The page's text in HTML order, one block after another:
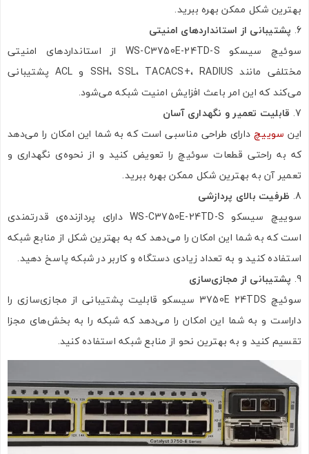
بهترین شکل ممکن بهره ببرید.
پشتیبانی از استانداردهای امنیتی
سوئیچ سیسکو WS-C3750E-24TD-S از استانداردهای امنیتی
مختلفی مانند SSH، SSL، TACACS+، RADIUS و ACL پشتیبانی
می‌کند که این امر باعث افزایش امنیت شبکه می‌شود.
قابلیت تعمیر و نگهداری آسان
این سوییچدارای طراحی مناسبی است که به شما این امکان را می‌دهد
که به راحتی قطعات سوئیچ را تعویض کنید و از نحوه‌ی نگهداری و
تعمیر آن به بهترین شکل ممکن بهره ببرید.
ظرفیت بالای پردازشی
سوییچ سیسکو WS-C3750E-24TD-S دارای پردازنده‌ی قدرتمندی
است که به شما این امکان را می‌دهد که به بهترین شکل از منابع شبکه
استفاده کنید و به تعداد زیادی دستگاه و کاربر در شبکه پاسخ دهید.
پشتیبانی از مجازی‌سازی
سوئیچ 3750E 24TDS سیسکو قابلیت پشتیبانی از مجازی‌سازی را
داراست و به شما این امکان را می‌دهد که شبکه را به بخش‌های مجزا
تقسیم کنید و به بهترین نحو از منابع شبکه استفاده کنید.
تصاویر رسمی